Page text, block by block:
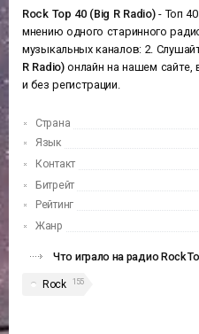
Rock Top 40 (Big R Radio)- Топ
мнению одного старинного
музыкальных каналов: 2.
R Radio)онлайн на нашем сайте,
и без регистрации.
Страна
Язык
Контакт
Битрейт
Рейтинг
Жанр
Что играло на радио Rock
Rock 155